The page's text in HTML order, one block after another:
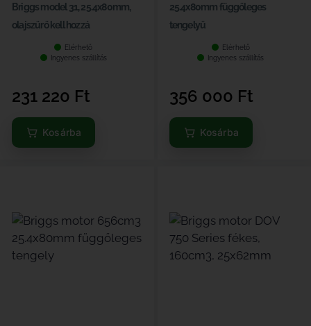
Briggs model 31, 25.4x80mm,
olajszűrő kell hozzá
Elérhető
Ingyenes szállítás
231 220 Ft
Kosárba
25.4x80mm függőleges
tengelyű
Elérhető
Ingyenes szállítás
356 000 Ft
Kosárba